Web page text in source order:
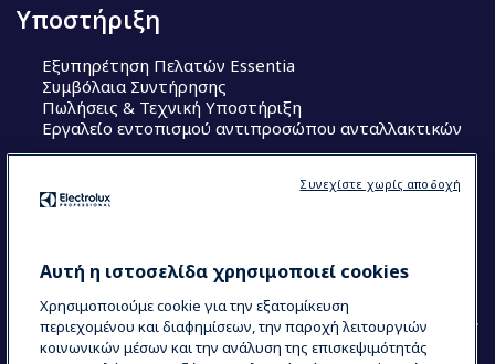
Υποστήριξη
Εξυπηρέτηση Πελατών Essentia
Συμβόλαια Συντήρησης
Πωλήσεις & Τεχνική Υποστήριξη
Εργαλείο εντοπισμού αντιπροσώπου ανταλλακτικών
Electrolux Professional Ακαδημία Chef
Αυτή η ιστοσελίδα χρησιμοποιεί cookies
Χρησιμοποιούμε cookie για την εξατομίκευση
περιεχομένου και διαφημίσεων, την παροχή λειτουργιών
κοινωνικών μέσων και την ανάλυση της επισκεψιμότητάς
Συνεχίστε χωρίς αποδοχή